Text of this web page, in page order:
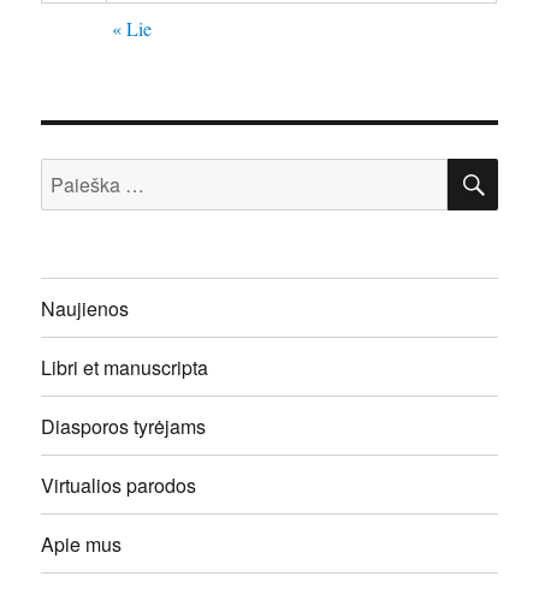
« Lie
Ieškoti:
Naujienos
Libri et manuscripta
Diasporos tyrėjams
Virtualios parodos
Apie mus